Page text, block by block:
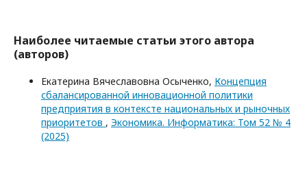
Наиболее читаемые статьи этого автора
(авторов)
Екатерина Вячеславовна Осыченко, Концепция
сбалансированной инновационной политики
предприятия в контексте национальных и рыночных
приоритетов , Экономика. Информатика: Том 52 № 4
(2025)